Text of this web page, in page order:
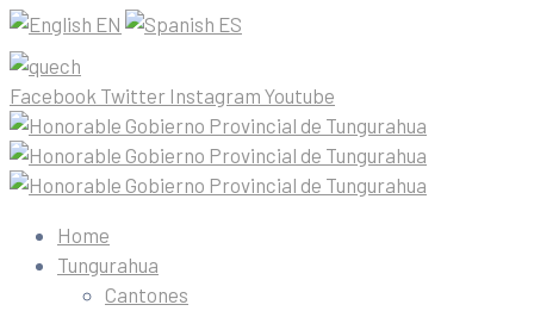
EN ES
Facebook Twitter Instagram Youtube
Home
Tungurahua
Cantones